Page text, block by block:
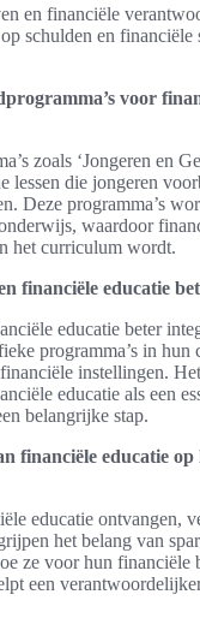
en financiële
schulden en financiële
voor
zoals ‘Jongeren en
lessen die jongeren
Deze programma’s
waardoor
het curriculum wordt.
financiële educatie
educatie beter
programma’s in
instellingen.
educatie als een
belangrijke stap.
financiële educatie
educatie ontvangen,
het belang van
ze voor hun financiële
een